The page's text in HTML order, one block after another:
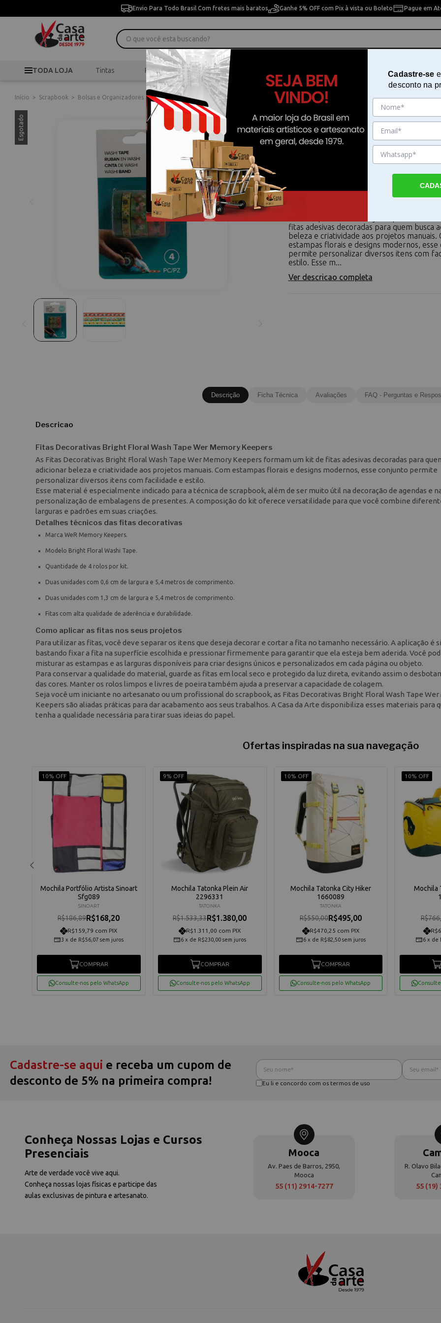
Envio Para Todo Brasil Com fretes mais baratos Ganhe 5% OFF com Pix à vista ou Boleto Pague em
TODA LOJA Tintas Pincéis Desenho Pintura
Início > Scrapbook > Bolsas e Organizadores > Fitas Decorativas Bright Floral Wash Tape Wer Memory Keepers 660679
Esgotado
Fitas Decorativas Bright Floral
Wer Memory Keepers 660679
Fitas Decorativas Bright Floral Wash Tape
fitas adesivas decoradas para quem busca
beleza e criatividade aos projetos manuais.
estampas florais e designs modernos, esse
permite personalizar diversos itens com
estilo. Esse m...
Ver descricao completa
Descrição Ficha Técnica Avaliações FAQ - Perguntas e
Descricao
Fitas Decorativas Bright Floral Wash Tape Wer Memory Keepers
As Fitas Decorativas Bright Floral Wash Tape Wer Memory Keepers formam um kit de fitas adesivas decoradas para
adicionar beleza e criatividade aos projetos manuais. Com estampas florais e designs modernos, esse conjunto permite
personalizar diversos itens com facilidade e estilo.
Esse material é especialmente indicado para a técnica de scrapbook, além de ser muito útil na decoração de agendas e
personalização de embalagens de presentes. A composição do kit oferece versatilidade para que você combine
larguras e padrões em suas criações.
Detalhes técnicos das fitas decorativas
Marca WeR Memory Keepers.
Modelo Bright Floral Washi Tape.
Quantidade de 4 rolos por kit.
Duas unidades com 0,6 cm de largura e 5,4 metros de comprimento.
Duas unidades com 1,3 cm de largura e 5,4 metros de comprimento.
Fitas com alta qualidade de aderência e durabilidade.
Como aplicar as fitas nos seus projetos
Para utilizar as fitas, você deve separar os itens que deseja decorar e cortar a fita no tamanho necessário. A aplicação é
bastando fixar a fita na superfície escolhida e pressionar firmemente para garantir que ela esteja bem aderida. Você
misturar as estampas e as larguras disponíveis para criar designs únicos e personalizados em cada página ou objeto.
Para conservar a qualidade do material, guarde as fitas em local seco e protegido da luz direta, evitando assim o
das cores. Manter os rolos limpos e livres de poeira também ajuda a preservar a capacidade de colagem.
Seja você um iniciante no artesanato ou um profissional do scrapbook, as Fitas Decorativas Bright Floral Wash Tape
Keepers são aliadas práticas para dar acabamento aos seus trabalhos. A Casa da Arte disponibiliza esses materiais para
tenha a qualidade necessária para tirar suas ideias do papel.
Ofertas inspiradas na sua navegação
10% OFF
Mochila Portfólio Artista Sinoart
Sfg089
SINOART
R$186,89R$168,20
R$159,79 com PIX
3 x de R$56,07 sem juros
COMPRAR
Consulte-nos pelo WhatsApp
9% OFF
Mochila Tatonka Plein Air
2296331
TATONKA
R$1.533,33R$1.380,00
R$1.311,00 com PIX
6 x de R$230,00 sem juros
COMPRAR
Consulte-nos pelo WhatsApp
10% OFF
Mochila Tatonka City Hiker
1660089
TATONKA
R$550,00R$495,00
R$470,25 com PIX
6 x de R$82,50 sem juros
COMPRAR
Consulte-nos pelo WhatsApp
10% OFF
Mochila
6 x de
Cadastre-se aqui e receba um cupom de
desconto de 5% na primeira compra!
Eu li e concordo com os termos de uso
Conheça Nossas Lojas e Cursos
Presenciais
Arte de verdade você vive aqui.
Conheça nossas lojas físicas e participe das
aulas exclusivas de pintura e artesanato.
Mooca
Av. Paes de Barros, 2950,
Mooca
55 (11) 2914-7277
R. Olavo
55 (19)
Cadastre-se
desconto na